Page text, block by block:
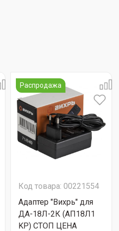
Распродажа
Код товара: 00221554
Адаптер "Вихрь" для
ДА-18Л-2К (АП18Л1
KP) СТОП ЦЕНА